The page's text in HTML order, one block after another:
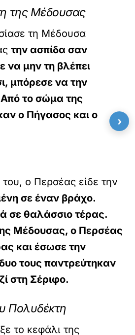
της Μέδουσας
τη Μέδουσα
την ασπίδα σαν
να μην τη βλέπει
μπόρεσε να την
το σώμα της
ο Πήγασος και ο
ο Περσέας είδε την
σε έναν βράχο.
σε θαλάσσιο τέρας.
Μέδουσας, ο Περσέας
και έσωσε την
τους παντρεύτηκαν
στη Σέριφο.
Πολυδέκτη
το κεφάλι της
›